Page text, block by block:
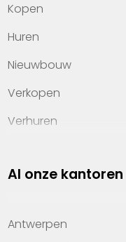
Kopen
Huren
Nieuwbouw
Verkopen
Verhuren
Property management
Kennis van wonen
Al onze kantoren
Antwerpen